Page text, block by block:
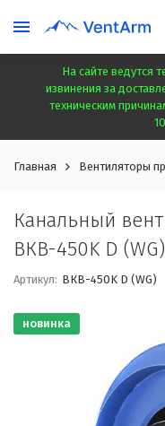
На сайте ведутся
извинения за
техническим
Главная Вентиляторы
Канальный
ВКВ-450K D
Артикул: ВКВ-450K D (WG)
новинка